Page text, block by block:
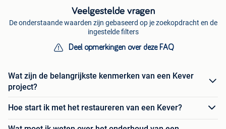
Veelgestelde vragen
De onderstaande waarden zijn gebaseerd op je zoekopdracht en de
ingestelde filters
Deel opmerkingen over deze FAQ
Wat zijn de belangrijkste kenmerken van een Kever
project?
Hoe start ik met het restaureren van een Kever?